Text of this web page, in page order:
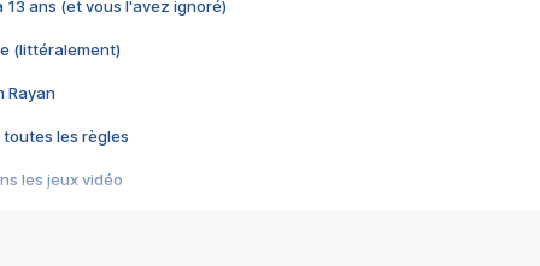
13 ans (et vous l'avez ignoré)
(littéralement)
Rayan
toutes les règles
les jeux vidéo